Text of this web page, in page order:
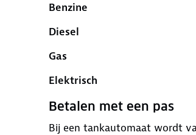
Benzine
Diesel
Gas
Elektrisch
Betalen met een pas
Bij een tankautomaat wordt